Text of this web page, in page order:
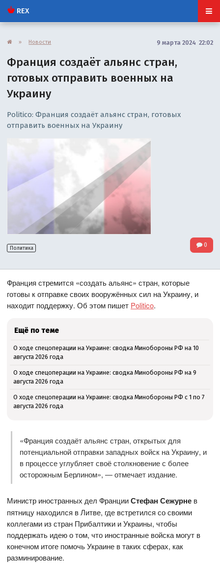
REX
» Новости 9 марта 2024 22:02
Франция создаёт альянс стран,
готовых отправить военных на
Украину
Politico: Франция создаёт альянс стран, готовых
отправить военных на Украину
Политика 0
Франция стремится «создать альянс» стран, которые
готовы к отправке своих вооружённых сил на Украину, и
находит поддержку. Об этом пишет Politico.
Ещё по теме
О ходе спецоперации на Украине: сводка Минобороны РФ на 10
августа 2026 года
О ходе спецоперации на Украине: сводка Минобороны РФ на 9
августа 2026 года
О ходе спецоперации на Украине: сводка Минобороны РФ с 1 по 7
августа 2026 года
«Франция создаёт альянс стран, открытых для
потенциальной отправки западных войск на Украину, и
в процессе углубляет своё столкновение с более
осторожным Берлином», — отмечает издание.
Министр иностранных дел ФранцииСтефан Сежурне в
пятницу находился в Литве, где встретился со своими
коллегами из стран Прибалтики и Украины, чтобы
поддержать идею о том, что иностранные войска могут в
конечном итоге помочь Украине в таких сферах, как
разминирование.